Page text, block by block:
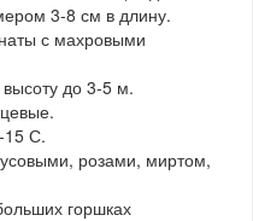
3-8 см в длину.
с махровыми
до 3-5 м.
15 С.
розами, миртом,
горшках